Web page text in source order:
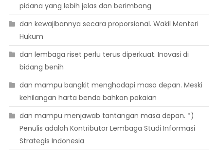
pidana yang lebih jelas dan berimbang
dan kewajibannya secara proporsional. Wakil Menteri
Hukum
dan lembaga riset perlu terus diperkuat. Inovasi di
bidang benih
dan mampu bangkit menghadapi masa depan. Meski
kehilangan harta benda bahkan pakaian
dan mampu menjawab tantangan masa depan. *)
Penulis adalah Kontributor Lembaga Studi Informasi
Strategis Indonesia